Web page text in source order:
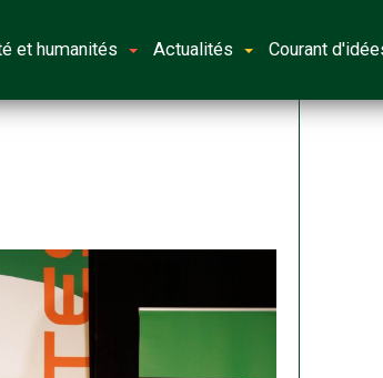
et humanités Actualités Courant